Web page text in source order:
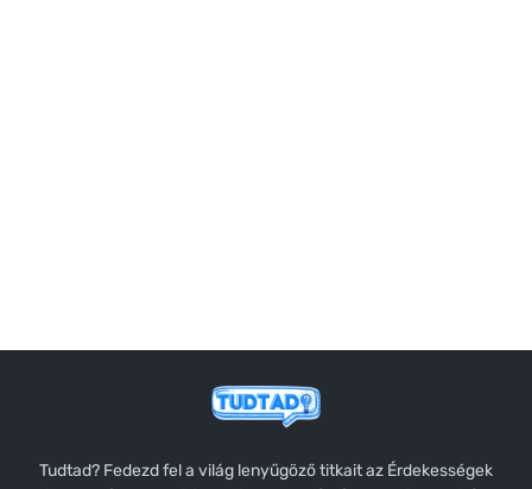
Tudtad? Fedezd fel a világ lenyűgöző titkait az Érdekességek